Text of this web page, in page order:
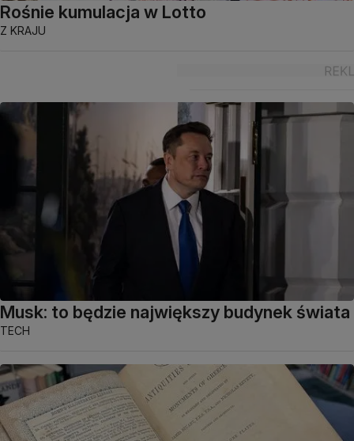
Rośnie kumulacja w Lotto
Z KRAJU
Musk: to będzie największy budynek świata
TECH